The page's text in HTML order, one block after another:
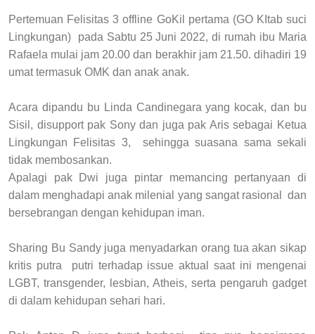
Pertemuan Felisitas 3 offline GoKil pertama (GO KItab suci
Lingkungan) pada Sabtu 25 Juni 2022, di rumah ibu Maria
Rafaela mulai jam 20.00 dan berakhir jam 21.50. dihadiri 19
umat termasuk OMK dan anak anak.
Acara dipandu bu Linda Candinegara yang kocak, dan bu
Sisil, disupport pak Sony dan juga pak Aris sebagai Ketua
Lingkungan Felisitas 3, sehingga suasana sama sekali
tidak membosankan.
Apalagi pak Dwi juga pintar memancing pertanyaan di
dalam menghadapi anak milenial yang sangat rasional dan
bersebrangan dengan kehidupan iman.
Sharing Bu Sandy juga menyadarkan orang tua akan sikap
kritis putra putri terhadap issue aktual saat ini mengenai
LGBT, transgender, lesbian, Atheis, serta pengaruh gadget
di dalam kehidupan sehari hari.